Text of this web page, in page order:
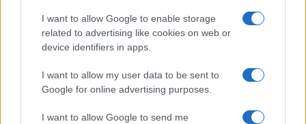
I want to allow Google to enable storage
related to advertising like cookies on web or
device identifiers in apps.
I want to allow my user data to be sent to
Google for online advertising purposes.
I want to allow Google to send me
πραγματική γιορτή στιλ
27.05.2026byΣοφια Σουζα
Chanel: Η εμβληματική boutique του
οίκου επιστρέφει στην Μύκονο
24.05.2026byΣοφια Σουζα